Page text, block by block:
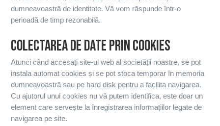
dumneavoastră de identitate. Vă vom răspunde într-o
perioadă de timp rezonabilă.
COLECTAREA DE DATE PRIN COOKIES
Atunci când accesați site-ul web al societății noastre, se pot
instala automat cookies și se pot stoca temporar în memoria
dumneavoastră sau pe hard disk pentru a facilita navigarea.
Cu ajutorul unui cookies nu vă putem identifica, este doar un
element care servește la înregistrarea informațiilor legate de
navigarea pe site.